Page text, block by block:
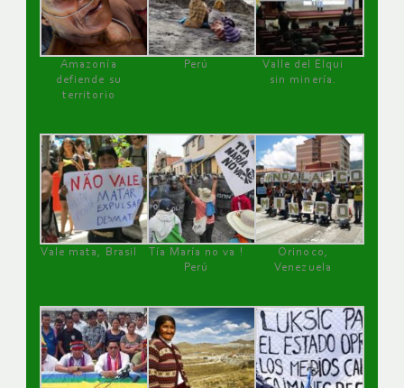
Amazonía
defiende su
territorio
Perú
Valle del Elqui
sin minería.
Vale mata, Brasil
Tía María no va !
Perú
Orinoco,
Venezuela